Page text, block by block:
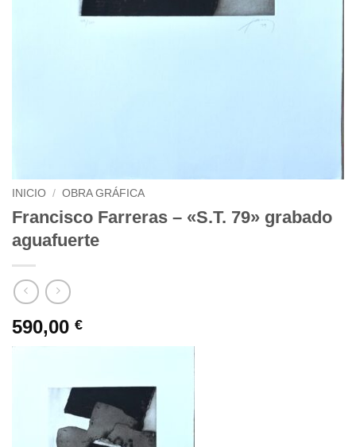
INICIO / OBRA GRÁFICA
Francisco Farreras – «S.T. 79» grabado
aguafuerte
590,00 €